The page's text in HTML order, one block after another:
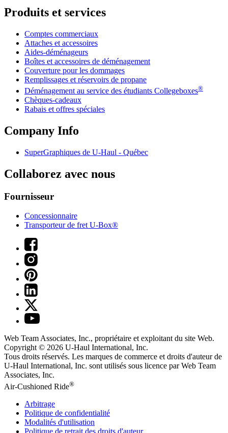
Produits et services
Comptes commerciaux
Attaches et accessoires
Aides-déménageurs
Boîtes et accessoires de déménagement
Couverture pour les dommages
Remplissages et réservoirs de propane
Déménagement au service des étudiants Collegeboxes®
Chèques-cadeaux
Rabais et offres spéciales
Company Info
SuperGraphiques de U-Haul - Québec
Collaborez avec nous
Fournisseur
Concessionnaire
Transporteur de fret U-Box®
Web Team Associates, Inc., propriétaire et exploitant du site Web.
Copyright © 2026 U-Haul International, Inc.
Tous droits réservés. Les marques de commerce et droits d'auteur de
U-Haul International, Inc. sont utilisés sous licence par Web Team
Associates, Inc.
Air-Cushioned Ride®
Arbitrage
Politique de confidentialité
Modalités d'utilisation
Politique de retrait des droits d'auteur